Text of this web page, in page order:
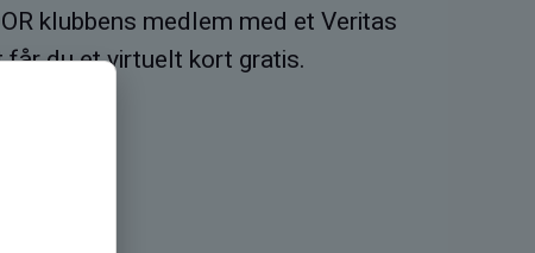
klubbens medlem med et Veritas
får du et virtuelt kort gratis.